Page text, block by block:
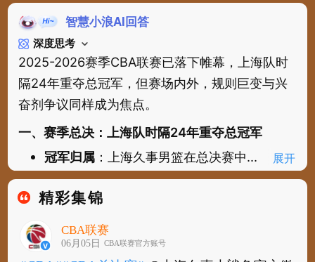
智慧小浪AI回答
深度思考
2025-2026赛季CBA联赛已落下帷幕，上海队时
隔24年重夺总冠军，但赛场内外，规则巨变与兴
奋剂争议同样成为焦点。
一、赛季总决：上海队时隔24年重夺总冠军
冠军归属：上海久事男篮在总决赛中...展开
精彩集锦
CBA联赛
06月05日 CBA联赛官方账号